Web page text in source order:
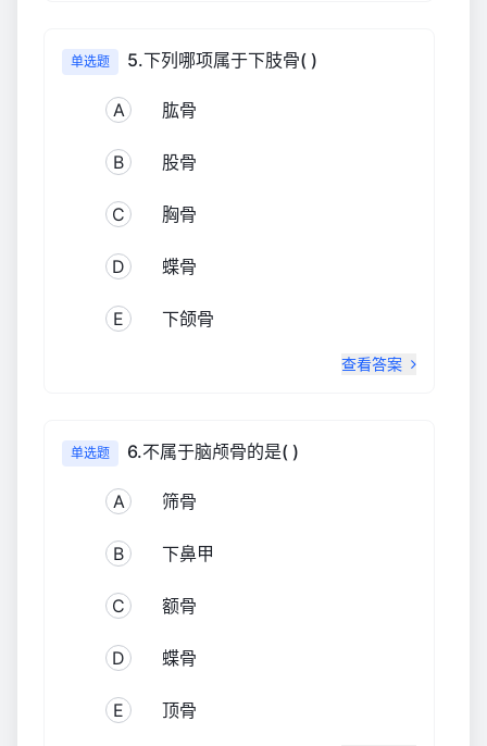
单选题 5.下列哪项属于下肢骨( )
A 肱骨
B 股骨
C 胸骨
D 蝶骨
E 下颌骨
查看答案
单选题 6.不属于脑颅骨的是( )
A 筛骨
B 下鼻甲
C 额骨
D 蝶骨
E 顶骨